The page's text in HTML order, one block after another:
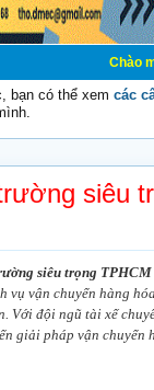
Chào mừng các
bạn có thể xem các
siêu
siêu trọng
vụ vận chuyển hàng
Với đội ngũ tài xế
giải pháp vận chuyển